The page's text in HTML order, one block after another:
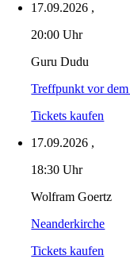
17.09.2026 ,
20:00 Uhr
Guru Dudu
Treffpunkt vor
Tickets kaufen
17.09.2026 ,
18:30 Uhr
Wolfram Goertz
Neanderkirche
Tickets kaufen